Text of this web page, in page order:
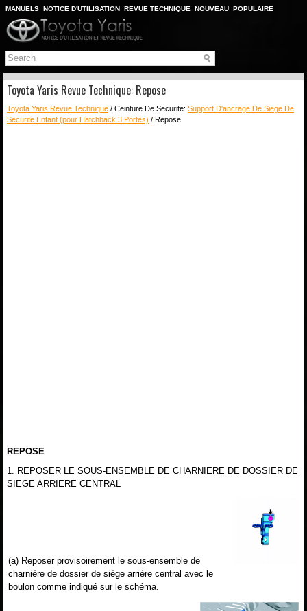
MANUELS NOTICE D'UTILISATION REVUE TECHNIQUE NOUVEAU POPULAIRE
PLAN DU SITE
CHERCHER
Toyota Yaris Revue Technique: Repose
Toyota Yaris Revue Technique / Ceinture De Securite: Support D'ancrage De Siege De
Securite Enfant (pour Hatchback 3 Portes) / Repose
REPOSE
1. REPOSER LE SOUS-ENSEMBLE DE CHARNIERE DE DOSSIER DE
SIEGE ARRIERE CENTRAL
(a) Reposer provisoirement le sous-ensemble de
charnière de dossier de siège arrière central avec le
boulon comme indiqué sur le schéma.